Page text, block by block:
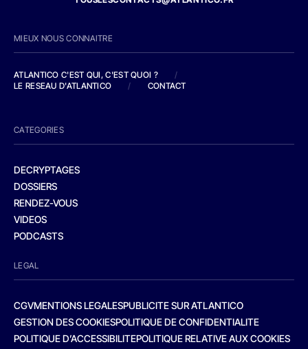
MIEUX NOUS CONNAITRE
ATLANTICO C'EST QUI, C'EST QUOI ?
/
LE RESEAU D'ATLANTICO
/ CONTACT
CATEGORIES
DECRYPTAGES
DOSSIERS
RENDEZ-VOUS
VIDEOS
PODCASTS
LEGAL
CGVMENTIONS LEGALESPUBLICITE SUR ATLANTICO
GESTION DES COOKIESPOLITIQUE DE CONFIDENTIALITE
POLITIQUE D’ACCESSIBILITEPOLITIQUE RELATIVE AUX COOKIES